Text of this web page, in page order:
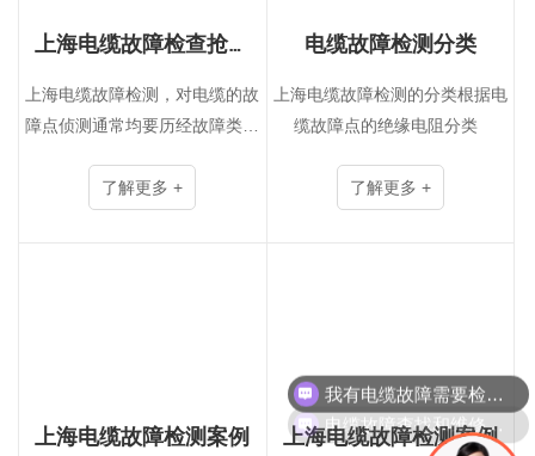
上海电缆故障检查抢修
现场直击
上海电缆故障检测，对电缆的故
障点侦测通常均要历经故障类型
三个主要步骤。故障类型确诊重
了解更多 +
电缆故障检测分类
上海电缆故障检测的分类根据电
缆故障点的绝缘电阻分类
了解更多 +
上海电缆故障检测案例 上海电缆故障检测案例
电缆故障查找和维修是怎么收费的呢？